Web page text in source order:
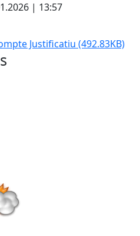
| 13:57
Justificatiu (492.83KB)